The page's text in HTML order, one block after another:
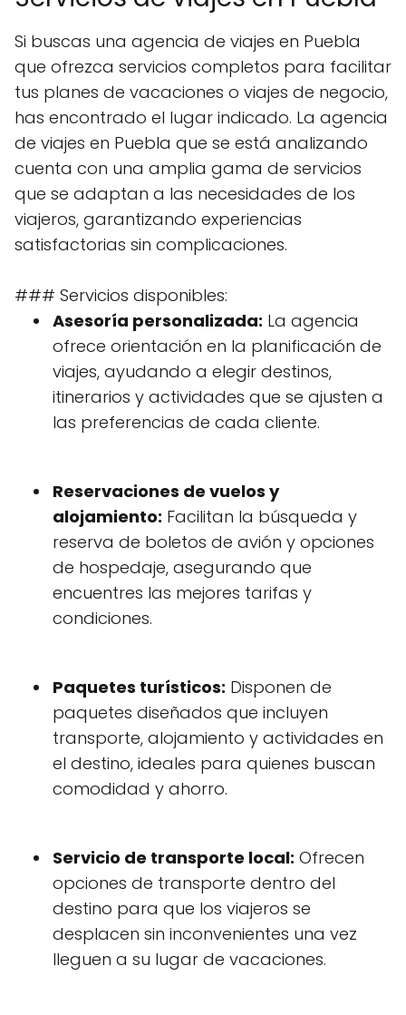
Si buscas una agencia de viajes en Puebla
que ofrezca servicios completos para facilitar
tus planes de vacaciones o viajes de negocio,
has encontrado el lugar indicado. La agencia
de viajes en Puebla que se está analizando
cuenta con una amplia gama de servicios
que se adaptan a las necesidades de los
viajeros, garantizando experiencias
satisfactorias sin complicaciones.
### Servicios disponibles:
Asesoría personalizada: La agencia
ofrece orientación en la planificación de
viajes, ayudando a elegir destinos,
itinerarios y actividades que se ajusten a
las preferencias de cada cliente.
Reservaciones de vuelos y
alojamiento: Facilitan la búsqueda y
reserva de boletos de avión y opciones
de hospedaje, asegurando que
encuentres las mejores tarifas y
condiciones.
Paquetes turísticos: Disponen de
paquetes diseñados que incluyen
transporte, alojamiento y actividades en
el destino, ideales para quienes buscan
comodidad y ahorro.
Servicio de transporte local: Ofrecen
opciones de transporte dentro del
destino para que los viajeros se
desplacen sin inconvenientes una vez
lleguen a su lugar de vacaciones.